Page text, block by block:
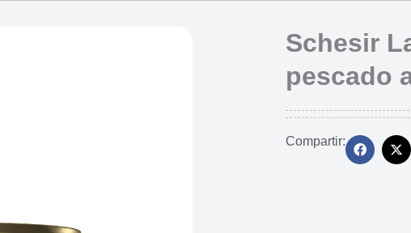
Schesir
pescado
Compartir: